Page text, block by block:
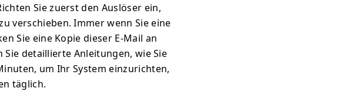
Sie zuerst den Auslöser ein,
verschieben. Immer wenn Sie eine
Sie eine Kopie dieser E-Mail an
detaillierte Anleitungen, wie Sie
um Ihr System einzurichten,
täglich.